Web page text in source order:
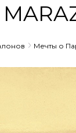
Мечты о